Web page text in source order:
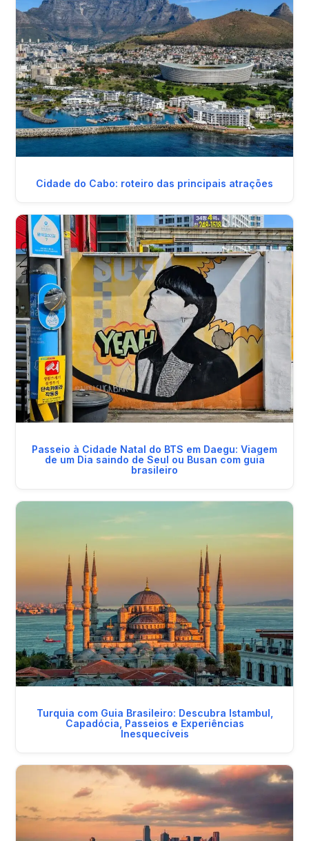
Cidade do Cabo: roteiro das principais atrações
Passeio à Cidade Natal do BTS em Daegu: Viagem
de um Dia saindo de Seul ou Busan com guia
brasileiro
Turquia com Guia Brasileiro: Descubra Istambul,
Capadócia, Passeios e Experiências
Inesquecíveis